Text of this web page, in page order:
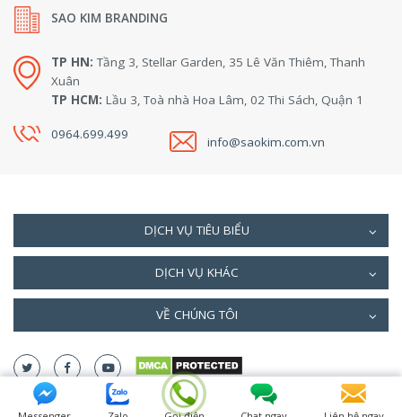
SAO KIM BRANDING
TP HN: Tầng 3, Stellar Garden, 35 Lê Văn Thiêm, Thanh
Xuân
TP HCM: Lầu 3, Toà nhà Hoa Lâm, 02 Thi Sách, Quận 1
0964.699.499 info@saokim.com.vn
DỊCH VỤ TIÊU BIỂU
DỊCH VỤ KHÁC
VỀ CHÚNG TÔI